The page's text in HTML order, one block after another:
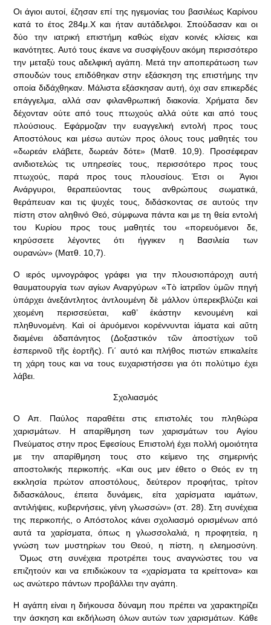
Οι άγιοι αυτοί, έζησαν επί της ηγεμονίας του βασιλέως Καρίνου
κατά το έτος 284μ.Χ και ήταν αυτάδελφοι. Σπούδασαν και οι
δύο την ιατρική επιστήμη καθώς είχαν κοινές κλίσεις και
ικανότητες. Αυτό τους έκανε να συσφίγξουν ακόμη περισσότερο
την μεταξύ τους αδελφική αγάπη. Μετά την αποπεράτωση των
σπουδών τους επιδόθηκαν στην εξάσκηση της επιστήμης την
οποία διδάχθηκαν. Μάλιστα εξάσκησαν αυτή, όχι σαν επικερδές
επάγγελμα, αλλά σαν φιλανθρωπική διακονία. Χρήματα δεν
δέχονταν ούτε από τους πτωχούς αλλά ούτε και από τους
πλούσιους. Εφάρμοζαν την ευαγγελική εντολή προς τους
Αποστόλους και μέσω αυτών προς όλους τους μαθητές του
«δωρεάν ελάβετε, δωρεάν δότε» (Ματθ. 10,9). Προσέφεραν
ανιδιοτελώς τις υπηρεσίες τους, περισσότερο προς τους
πτωχούς, παρά προς τους πλουσίους. Έτσι οι Άγιοι
Ανάργυροι, θεραπεύοντας τους ανθρώπους σωματικά,
θεράπευαν και τις ψυχές τους, διδάσκοντας σε αυτούς την
πίστη στον αληθινό Θεό, σύμφωνα πάντα και με τη θεία εντολή
του Κυρίου προς τους μαθητές του «πορευόμενοι δε,
κηρύσσετε λέγοντες ότι ήγγικεν η Βασιλεία των
ουρανών» (Ματθ. 10,7).
Ο ιερός υμνογράφος γράφει για την πλουσιοπάροχη αυτή
θαυματουργία των αγίων Αναργύρων «Τὸ ἰατρεῖον ὑμῶν πηγή
ὑπάρχει ἀνεξάντλητος ἀντλουμένη δὲ μάλλον ὑπερεκβλύζει καὶ
χεομένη περισσεύεται, καθ’ ἑκάστην κενουμένη καὶ
πληθυνομένη. Καὶ οἱ ἀρυόμενοι κορέννυνται ἰάματα καὶ αὔτη
διαμένει ἀδαπάνητος (Δοξαστικόν τῶν ἀποστίχων τοῦ
ἑσπερινοῦ τῆς ἑορτῆς). Γι΄ αυτό και πλήθος πιστών επικαλείτε
τη χάρη τους και να τους ευχαριστήσσει για ότι πολύτιμο έχει
λάβει.
Σχολιασμός
O Απ. Παύλος παραθέτει στις επιστολές του πληθώρα
χαρισμάτων. Η απαρίθμηση των χαρισμάτων του Αγίου
Πνεύματος στην προς Εφεσίους Επιστολή έχει πολλή ομοιότητα
με την απαρίθμηση τους στο κείμενο της σημερινής
αποστολικής περικοπής. «Και ους μεν έθετο ο Θεός εν τη
εκκλησία πρώτον αποστόλους, δεύτερον προφήτας, τρίτον
διδασκάλους, έπειτα δυνάμεις, είτα χαρίσματα ιαμάτων,
αντιλήψεις, κυβερνήσεις, γένη γλωσσών» (στ. 28). Στη συνέχεια
της περικοπής, ο Απόστολος κάνει σχολιασμό ορισμένων από
αυτά τα χαρίσματα, όπως η γλωσσολαλιά, η προφητεία, η
γνώση των μυστηρίων του Θεού, η πίστη, η ελεημοσύνη.
Όμως στη συνέχεια προτρέπει τους αναγνώστες του να
επιζητούν και να επιδιώκουν τα «χαρίσματα τα κρείττονα» και
ως ανώτερο πάντων προβάλλει την αγάπη.
Η αγάπη είναι η διήκουσα δύναμη που πρέπει να χαρακτηρίζει
την άσκηση και εκδήλωση όλων αυτών των χαρισμάτων. Κάθε